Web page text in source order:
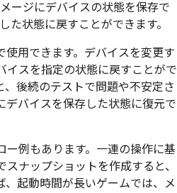
ージにデバイスの状態を保存で
状態に戻すことができます。
用できます。デバイスを変更す
イスを指定の状態に戻すことがで
後続のテストで問題や不安定さ
バイスを保存した状態に復元で
例もあります。一連の操作に基
ナップショットを作成すると、
起動時間が長いゲームでは、メ